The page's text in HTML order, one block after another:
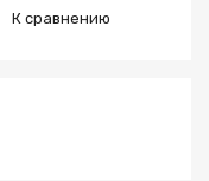
К сравнению